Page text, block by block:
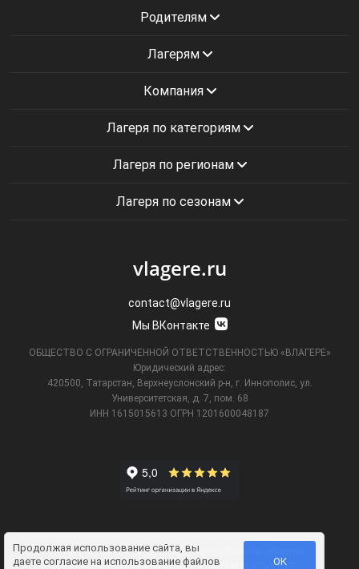
Продолжая использование сайта, вы
даете согласие на использование файлов ОК
Родителям
Лагерям
Компания
Лагеря по категориям
Лагеря по регионам
Лагеря по сезонам
vlagere.ru
contact@vlagere.ru
Мы ВКонтакте
ОБЩЕСТВО С ОГРАНИЧЕННОЙ ОТВЕТСТВЕННОСТЬЮ «ВЛАГЕРЕ»
Юридический адрес:
420500, Татарстан, Верхнеуслонский р-н, г. Иннополис, ул.
Университетская,
д. 7, пом. 68
ИНН 1615015613 ОГРН 1201600048187
Информация на сайте не является публичной офертой.
Телефон технической поддержки8 (495) 374-61-17